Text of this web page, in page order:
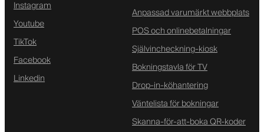
Instagram
Youtube
TikTok
Facebook
Linkedin
Anpassad varumärkt webbplats
POS och onlinebetalningar
Självincheckning-kiosk
Bokningstavla för TV
Drop-in-köhantering
Väntelista för bokningar
Skanna-för-att-boka QR-koder